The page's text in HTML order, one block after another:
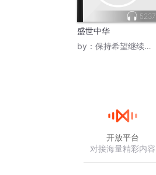
5237
盛世中华
by： 保持希望继续前行
开放平台
对接海量精彩内容